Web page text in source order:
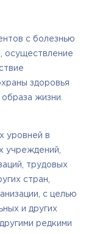
с болезнью
осуществление
здоровья
жизни.
уровней в
учреждений,
трудовых
стран,
с целью
и других
редкими